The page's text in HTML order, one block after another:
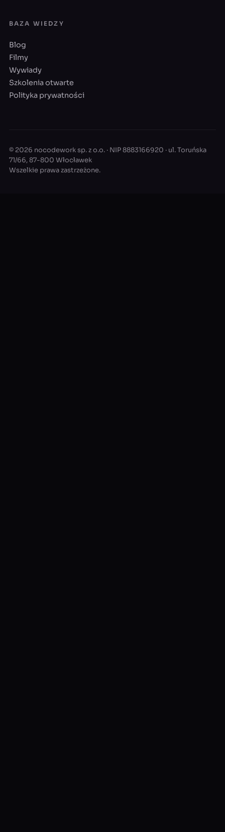
BAZA WIEDZY
Blog
Filmy
Wywiady
Szkolenia otwarte
Polityka prywatności
© 2026 nocodework sp. z o.o. · NIP 8883166920 · ul. Toruńska
71/66, 87-800 Włocławek
Wszelkie prawa zastrzeżone.